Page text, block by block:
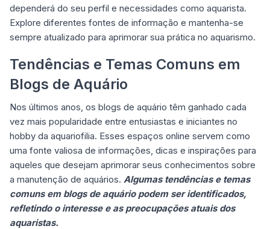
dependerá do seu perfil e necessidades como aquarista.
Explore diferentes fontes de informação e mantenha-se
sempre atualizado para aprimorar sua prática no aquarismo.
Tendências e Temas Comuns em
Blogs de Aquário
Nos últimos anos, os blogs de aquário têm ganhado cada
vez mais popularidade entre entusiastas e iniciantes no
hobby da aquariofilia. Esses espaços online servem como
uma fonte valiosa de informações, dicas e inspirações para
aqueles que desejam aprimorar seus conhecimentos sobre
a manutenção de aquários. Algumas tendências e temas
comuns em blogs de aquário podem ser identificados,
refletindo o interesse e as preocupações atuais dos
aquaristas.